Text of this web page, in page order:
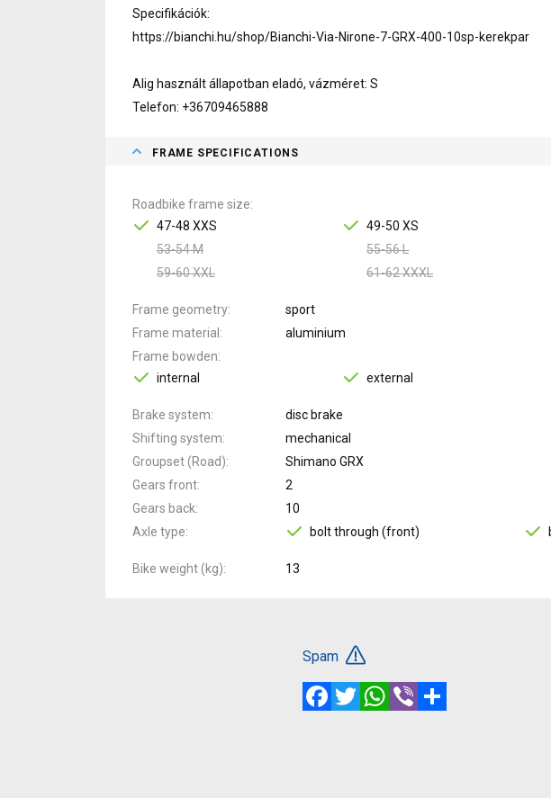
Specifikációk:
https://bianchi.hu/shop/Bianchi-Via-Nirone-7-GRX-400-10sp-kerekpar
Alig használt állapotban eladó, vázméret: S
Telefon: +36709465888
FRAME SPECIFICATIONS
Roadbike frame size
47-48 XXS
49-50 XS
53-54 M
55-56 L
59-60 XXL
61-62 XXXL
Frame geometry
sport
Frame material
aluminium
Frame bowden
internal
external
Brake system
disc brake
Shifting system
mechanical
Groupset (Road)
Shimano GRX
Gears front
2
Gears back
10
Axle type
bolt through (front)
Bike weight (kg) 13
Spam
FacebookTwitterWhatsApp
Viber